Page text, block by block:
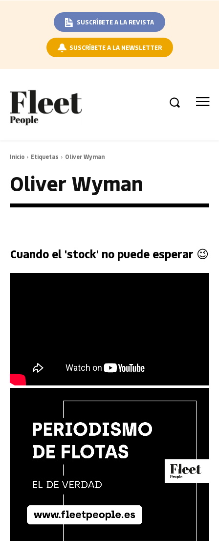
SUSCRÍBETE A LA REVISTA
SUSCRÍBETE A LA NEWSLETTER
Inicio Etiquetas Oliver Wyman
Oliver Wyman
Cuando el 'stock' no puede esperar 😉